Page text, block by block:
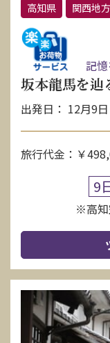
高知県
関西地方
記
坂本龍馬を辿
出発日： 12月9日
旅行代金：￥
9
※高知